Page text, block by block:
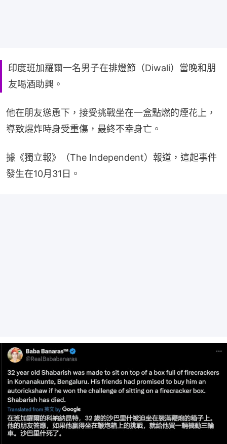
印度班加羅爾一名男子在排燈節（Diwali）當晚和朋
友喝酒助興。
他在朋友慫恿下，接受挑戰坐在一盒點燃的煙花上，
導致爆炸時身受重傷，最終不幸身亡。
據《獨立報》（The Independent）報道，這起事件
發生在10月31日。